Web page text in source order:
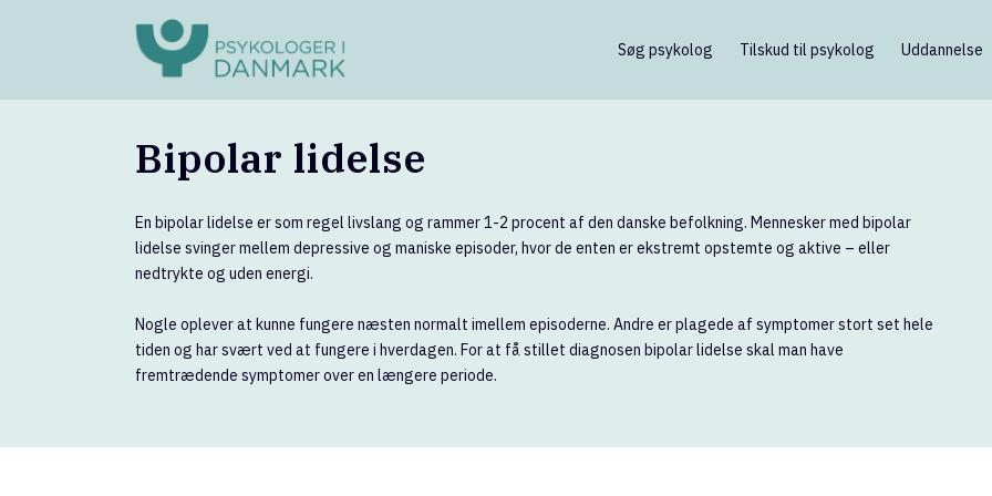
Søg psykolog Tilskud til psykolog Uddannelse
Bipolar lidelse
En bipolar lidelse er som regel livslang og rammer 1-2 procent af den danske befolkning. Mennesker med bipolar
lidelse svinger mellem depressive og maniske episoder, hvor de enten er ekstremt opstemte og aktive – eller
nedtrykte og uden energi.
Nogle oplever at kunne fungere næsten normalt imellem episoderne. Andre er plagede af symptomer stort set hele
tiden og har svært ved at fungere i hverdagen. For at få stillet diagnosen bipolar lidelse skal man have
fremtrædende symptomer over en længere periode.